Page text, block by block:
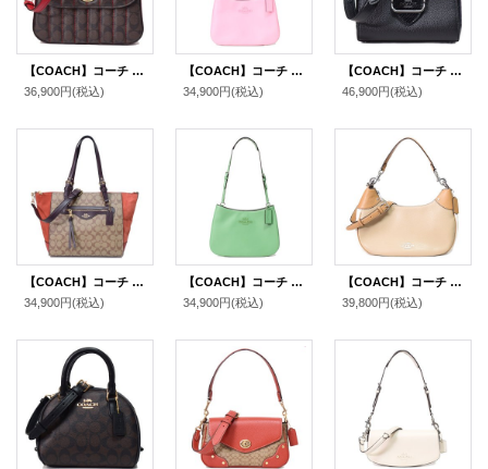
【COACH】コーチ コーティングキャンバス スムースレザー シグネチャー マーリー キルティング トップ ハンドル サッチェル クロスボディ 斜め掛け 2WAY ショルダー ハンドバッグ ブラウン×レッド（日本未発売）
36,900円(税込)
【COACH】コーチ スムースレザー ペネロペ ロゴ スリム ショルダー ハンドバッグ フラワーピンク(日本未発売）
34,900円(税込)
【COACH】コーチ バッグ パイソン レザー スネーク エンボスド モーガン トップ ハンドル サッチェル クロスボディ 2WAY ショルダー ハンドバッグ ブラックマルチ（日本未発売）
46,900円(税込)
【COACH】コーチ コーティングキャンバス レザー スエード シグネチャー クレオ サッチェル 2way クロスボディ ショルダー トートバッグ カーキマルチ〔日本未発売〕
34,900円(税込)
【COACH】コーチ スムースレザー ペネロペ ロゴ スリム ショルダー ハンドバッグ ソフトグリーン (日本未発売）
34,900円(税込)
【COACH】コーチ ペブルレザー マーラ ホーボー カラーブロック 2WAY ショルダー クロスボディ ハンドバッグ サンディベージュマルチ(日本未発売）
39,800円(税込)